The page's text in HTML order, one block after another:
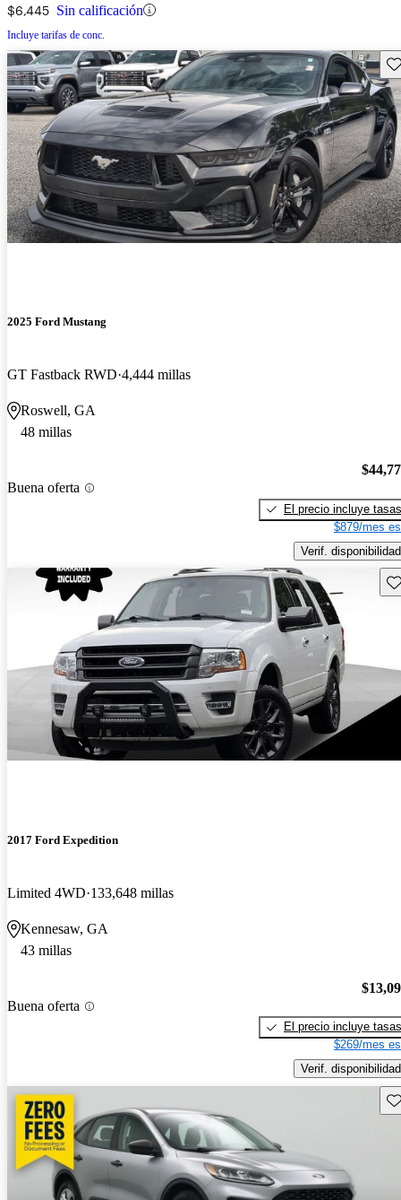
$6,445 Sin calificación
Incluye tarifas de conc.
2025 Ford Mustang
GT Fastback RWD 4,444 millas
Roswell, GA
48 millas
Buena oferta
El precio incluye tasas
$879/mes
Verif. disponibilidad
2017 Ford Expedition
Limited 4WD 133,648 millas
Kennesaw, GA
43 millas
Buena oferta
El precio incluye tasas
$269/mes
Verif. disponibilidad